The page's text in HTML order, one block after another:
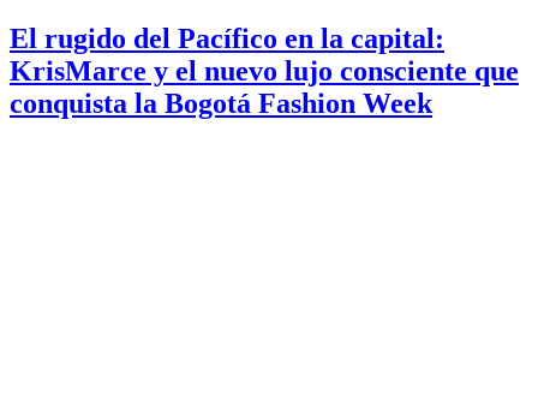
El rugido del Pacífico en la capital:
KrisMarce y el nuevo lujo consciente que
conquista la Bogotá Fashion Week